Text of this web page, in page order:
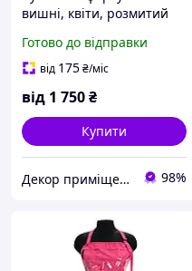
вишні, квіти, розмитий
см (fl11680-5)
Готово до відправки
від 175₴/міс
від 1 750₴
Купити
Декор приміщень 98%